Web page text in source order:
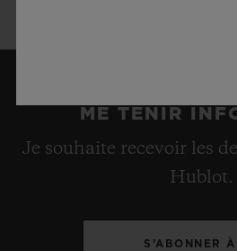
ME TENIR
Je souhaite recevoir les
Hublot.
S’ABONNER